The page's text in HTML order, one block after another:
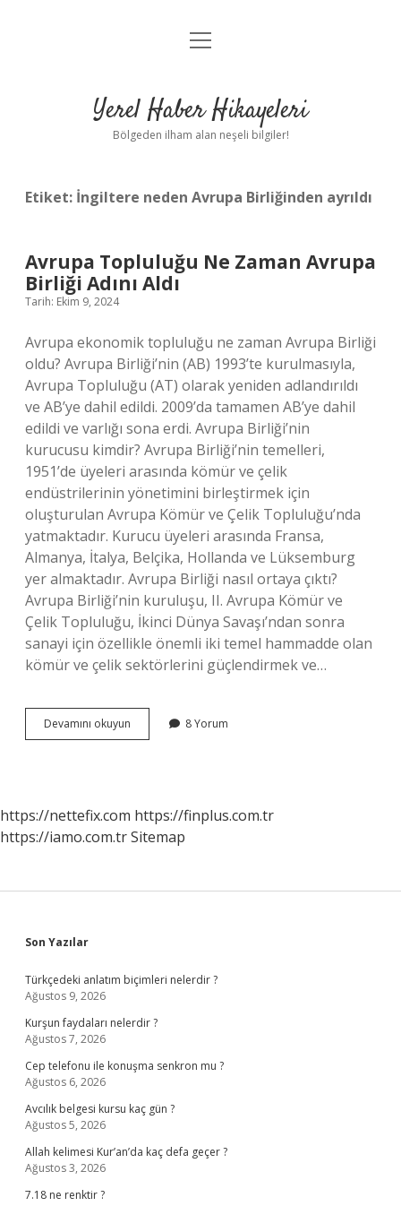
Anasayfa
Yasal Uyarı
menüyü
Yerel Haber Hikayeleri
Bölgeden ilham alan neşeli bilgiler!
Etiket: İngiltere neden Avrupa Birliğinden ayrıldı
Avrupa Topluluğu Ne Zaman Avrupa
Birliği Adını Aldı
Tarih: Ekim 9, 2024
Avrupa ekonomik topluluğu ne zaman Avrupa Birliği
oldu? Avrupa Birliği’nin (AB) 1993’te kurulmasıyla,
Avrupa Topluluğu (AT) olarak yeniden adlandırıldı
ve AB’ye dahil edildi. 2009’da tamamen AB’ye dahil
edildi ve varlığı sona erdi. Avrupa Birliği’nin
kurucusu kimdir? Avrupa Birliği’nin temelleri,
1951’de üyeleri arasında kömür ve çelik
endüstrilerinin yönetimini birleştirmek için
oluşturulan Avrupa Kömür ve Çelik Topluluğu’nda
yatmaktadır. Kurucu üyeleri arasında Fransa,
Almanya, İtalya, Belçika, Hollanda ve Lüksemburg
yer almaktadır. Avrupa Birliği nasıl ortaya çıktı?
Avrupa Birliği’nin kuruluşu, II. Avrupa Kömür ve
Çelik Topluluğu, İkinci Dünya Savaşı’ndan sonra
sanayi için özellikle önemli iki temel hammadde olan
kömür ve çelik sektörlerini güçlendirmek ve…
Devamını okuyun
Topluluğu
Adını
Aldı
8 Yorum
https://nettefix.com https://finplus.com.tr
https://iamo.com.trSitemap
Sidebar
Son Yazılar
Türkçedeki anlatım biçimleri nelerdir ?
Ağustos 9, 2026
Kurşun faydaları nelerdir ?
Ağustos 7, 2026
Cep telefonu ile konuşma senkron mu ?
Ağustos 6, 2026
Avcılık belgesi kursu kaç gün ?
Ağustos 5, 2026
Allah kelimesi Kur’an’da kaç defa geçer ?
Ağustos 3, 2026
7.18 ne renktir ?